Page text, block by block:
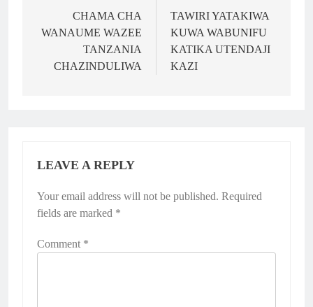
navigation
CHAMA CHA
WANAUME WAZEE
TANZANIA
CHAZINDULIWA
TAWIRI YATAKIWA
KUWA WABUNIFU
KATIKA UTENDAJI
KAZI
LEAVE A REPLY
Your email address will not be published. Required
fields are marked *
Comment *